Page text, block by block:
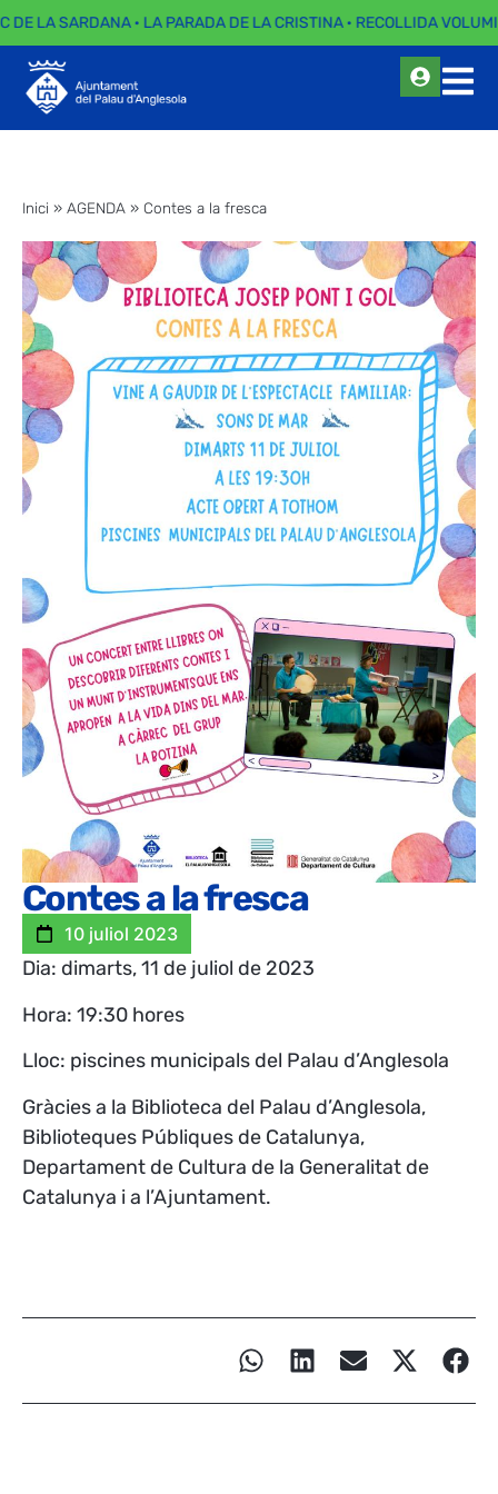
DE LA SARDANA · LA PARADA DE LA CRISTINA · RECOLLIDA
Inici » AGENDA » Contes a la fresca
Contes a la fresca
10 juliol 2023
Dia: dimarts, 11 de juliol de 2023
Hora: 19:30 hores
Lloc: piscines municipals del Palau d’Anglesola
Gràcies a la Biblioteca del Palau d’Anglesola,
Biblioteques Públiques de Catalunya,
Departament de Cultura de la Generalitat de
Catalunya i a l’Ajuntament.